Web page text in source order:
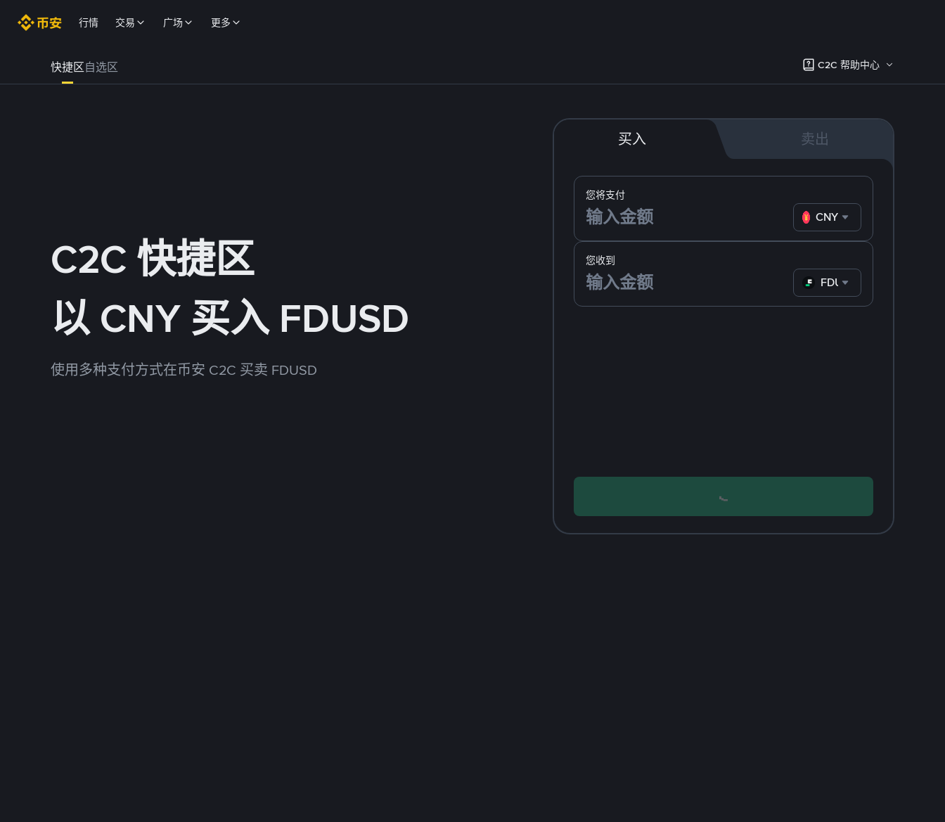
行情 交易 广场 更多
快捷区自选区 C2C 帮助中心
C2C 快捷区
以 CNY 买入 FDUSD
使用多种支付方式在币安 C2C 买卖 FDUSD
买入 卖出
您将支付
CNY
您收到
FDUSD